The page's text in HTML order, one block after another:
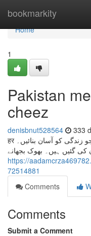
bookmarkity
Home
Home
1
Pakistan
cheez
denisbnut528564 333
हर گھر میں کچھ ضروری چیزیں ہوتی ہیں جو زندگی کو آسان بنائیں۔
گئیں ہیں۔ بھوک بجھانے
https://
72514881
Comments
Comments
Submit a Comment